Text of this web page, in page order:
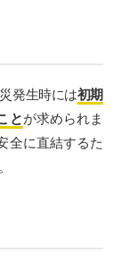
発生時には初期
とが求められま
全に直結するた